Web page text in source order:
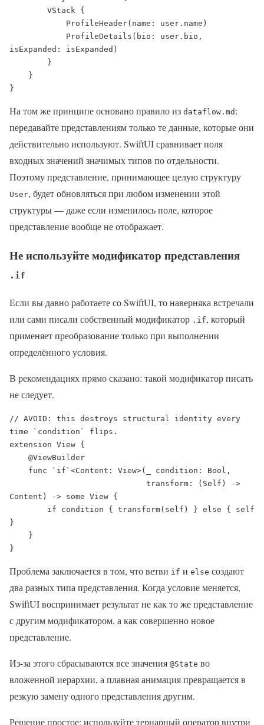
isExpanded: isExpanded)
}
На том же принципе основано правило из dataflow.md :
передавайте представлениям только те данные, которые они
действительно используют. SwiftUI сравнивает поля
входных значений значимых типов по отдельности.
Поэтому представление, принимающее целую структуру
User, будет обновляться при любом изменении этой
структуры — даже если изменилось поле, которое
представление вообще не отображает.
Не используйте модификатор представления
.if
Если вы давно работаете со SwiftUI, то наверняка встречали
или сами писали собственный модификатор .if, который
применяет преобразование только при выполнении
определённого условия.
В рекомендациях прямо сказано: такой модификатор писать
не следует.
// AVOID: this destroys structural identity every
time `condition` flips.
extension View {
Content) -> some View {
}
}
Проблема заключается в том, что ветви if и else создают
два разных типа представления. Когда условие меняется,
SwiftUI воспринимает результат не как то же представление
с другим модификатором, а как совершенно новое
представление.
Из-за этого сбрасываются все значения @State во
вложенной иерархии, а плавная анимация превращается в
резкую замену одного представления другим.
Решение простое: используйте тернарный оператор внутри